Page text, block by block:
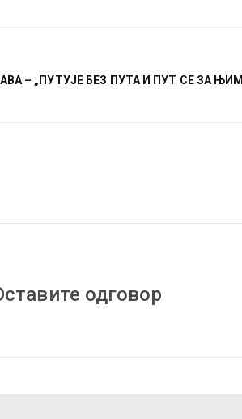
– „ПУТУЈЕ БЕЗ ПУТА И ПУТ СЕ ЗА ЊИМ
одговор